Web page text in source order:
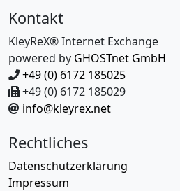
Kontakt
KleyReX® Internet Exchange
powered by GHOSTnet GmbH
+49 (0) 6172 185025
+49 (0) 6172 185029
info@kleyrex.net
Rechtliches
Datenschutzerklärung
Impressum